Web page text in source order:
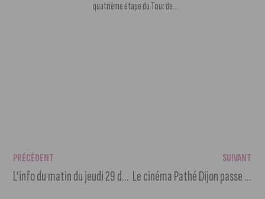
quatrième étape du Tour de...
PRÉCÉDENT
L’info du matin du jeudi 29 décembre 2022
SUIVANT
Le cinéma Pathé Dijon passe ses places à 9,90€